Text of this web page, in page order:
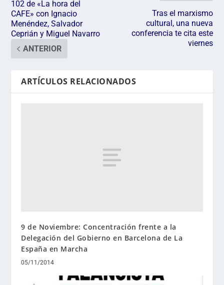
102 de «La hora del
CAFE» con Ignacio
Menéndez, Salvador
Ceprián y Miguel Navarro
ANTERIOR
Tras el marxismo
cultural, una nueva
conferencia te cita este
viernes
ARTÍCULOS RELACIONADOS
9 de Noviembre: Concentración frente a la
Delegación del Gobierno en Barcelona de La
España en Marcha
05/11/2014